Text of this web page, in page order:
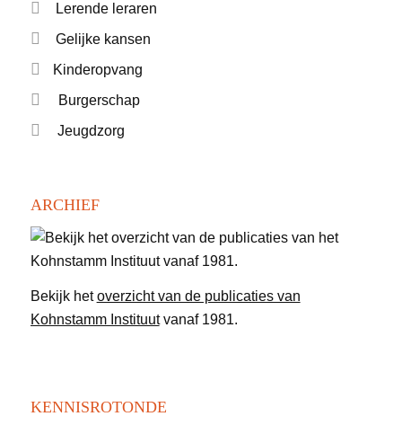
Lerende leraren
Gelijke kansen
Kinderopvang
Burgerschap
Jeugdzorg
ARCHIEF
Bekijk hetoverzicht van de publicaties van
Kohnstamm Instituutvanaf 1981.
KENNISROTONDE